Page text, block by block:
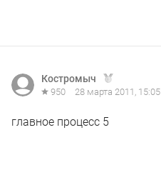
Костромыч
950 28 марта 2011, 15:05
главное процесс 5